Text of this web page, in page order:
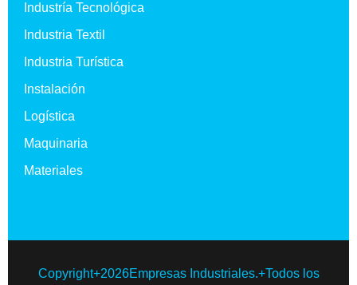
Industría Tecnológica
Industria Textil
Industria Turística
Instalación
Logística
Maquinaria
Materiales
Copyright+2026Empresas Industriales.+Todos los